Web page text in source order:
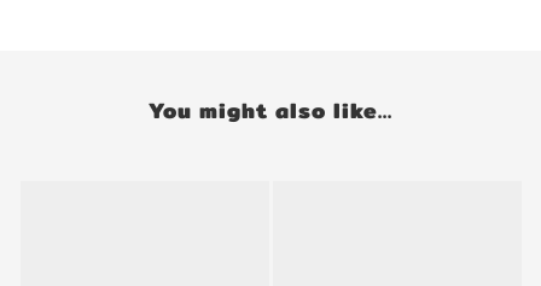
You might also like...